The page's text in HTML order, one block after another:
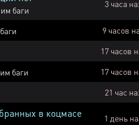
баги
3 часа
9 часов
17 часов
баги 17 часов
21 час
в коцмасе 1 день